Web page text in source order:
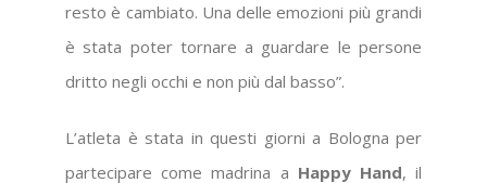
resto è cambiato. Una delle emozioni più grandi
è stata poter tornare a guardare le persone
dritto negli occhi e non più dal basso”.
L’atleta è stata in questi giorni a Bologna per
partecipare come madrina a Happy Hand, il